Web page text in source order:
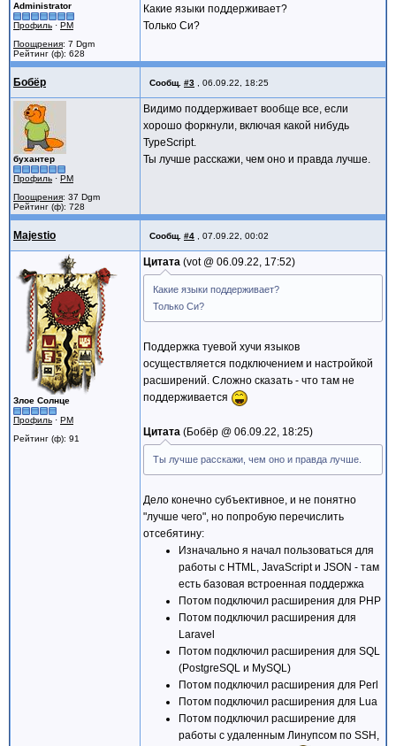
Administrator
Профиль · PM
Поощрения: 7 Dgm
Рейтинг (ф): 628
Какие языки поддерживает?
Только Си?
Бобёр Сообщ. #3 06.09.22, 18:25
бухантер
Профиль · PM
Поощрения: 37 Dgm
Рейтинг (ф): 728
Видимо поддерживает вообще все, если
хорошо форкнули, включая какой нибудь
TypeScript.
Ты лучше расскажи, чем оно и правда лучше.
Majestio Сообщ. #4 07.09.22, 00:02
Злое Солнце
Профиль · PM
Рейтинг (ф): 91
Цитата vot @ 06.09.22, 17:52
Какие языки поддерживает?
Только Си?
Поддержка туевой хучи языков
осуществляется подключением и настройкой
расширений. Сложно сказать - что там не
поддерживается
Цитата Бобёр @ 06.09.22, 18:25
Ты лучше расскажи, чем оно и правда лучше.
Дело конечно субъективное, и не понятно
"лучше чего", но попробую перечислить
отсебятину:
Изначально я начал пользоваться для
работы с HTML, JavaScript и JSON - там
есть базовая встроенная поддержка
Потом подключил расширения для PHP
Потом подключил расширения для
Laravel
Потом подключил расширения для SQL
(PostgreSQL и MySQL)
Потом подключил расширения для Perl
Потом подключил расширения для Lua
Потом подключил расширение для
работы с удаленным Линупсом по SSH,